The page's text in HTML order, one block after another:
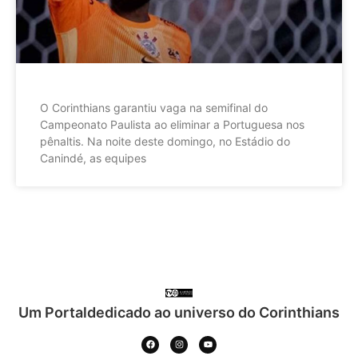
O Corinthians garantiu vaga na semifinal do
Campeonato Paulista ao eliminar a Portuguesa nos
pênaltis. Na noite deste domingo, no Estádio do
Canindé, as equipes
Um Portaldedicado ao universo do Corinthians